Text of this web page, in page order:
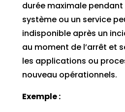
durée maximale pendant
système ou un service
indisponible après un
au moment de l’arrêt et
les applications ou
nouveau opérationnels.
Exemple :